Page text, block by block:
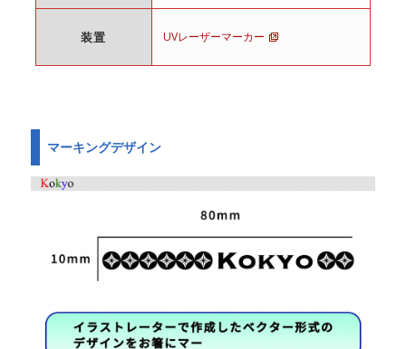
装置 UVレーザーマーカー
マーキングデザイン